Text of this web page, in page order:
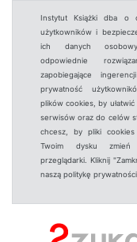
Instytut Książki dba o
użytkowników i
ich danych
odpowiednie
zapobiegające
prywatność
plików cookies, by
serwisów oraz do celów
chcesz, by pliki cookies
Twoim dysku zmień
przeglądarki. Kliknij
naszą politykę prywatności.